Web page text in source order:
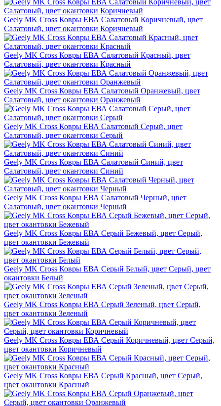
Geely MK Cross Ковры ЕВА Салатовый Коричневый, цвет
Салатовый, цвет окантовки Коричневый
Geely MK Cross Ковры ЕВА Салатовый Красный, цвет
Салатовый, цвет окантовки Красный
Geely MK Cross Ковры ЕВА Салатовый Оранжевый, цвет
Салатовый, цвет окантовки Оранжевый
Geely MK Cross Ковры ЕВА Салатовый Серый, цвет
Салатовый, цвет окантовки Серый
Geely MK Cross Ковры ЕВА Салатовый Синий, цвет
Салатовый, цвет окантовки Синий
Geely MK Cross Ковры ЕВА Салатовый Черный, цвет
Салатовый, цвет окантовки Черный
Geely MK Cross Ковры ЕВА Серый Бежевый, цвет Серый,
цвет окантовки Бежевый
Geely MK Cross Ковры ЕВА Серый Белый, цвет Серый, цвет
окантовки Белый
Geely MK Cross Ковры ЕВА Серый Зеленый, цвет Серый,
цвет окантовки Зеленый
Geely MK Cross Ковры ЕВА Серый Коричневый, цвет Серый,
цвет окантовки Коричневый
Geely MK Cross Ковры ЕВА Серый Красный, цвет Серый,
цвет окантовки Красный